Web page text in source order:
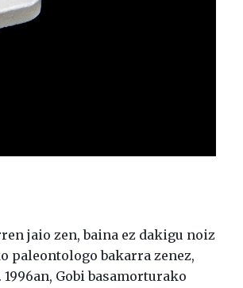
jaio zen, baina ez dakigu noiz
paleontologo bakarra zenez,
Gobi basamorturako